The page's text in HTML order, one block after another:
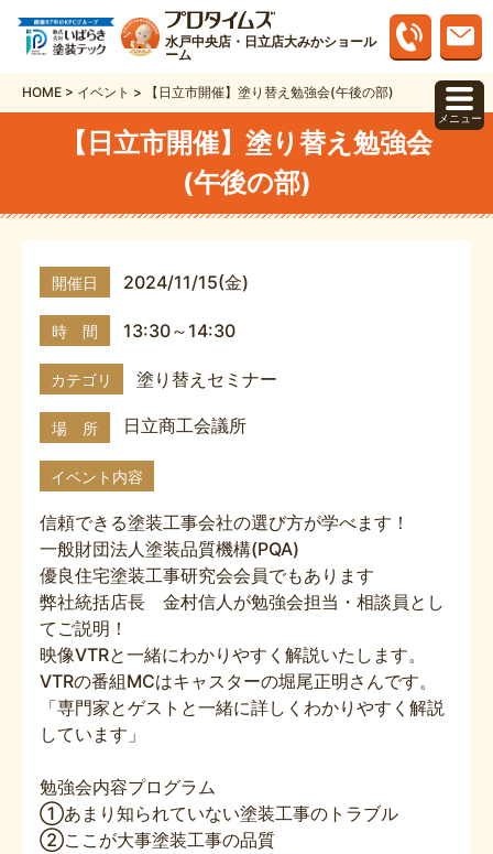
水戸中央店・日立店大みかショール
ーム
HOME > イベント > 【日立市開催】塗り替え勉強会(午後の部)
【日立市開催】塗り替え勉強会
(午後の部)
開催日 2024/11/15(金)
時 間 13:30～14:30
カテゴリ 塗り替えセミナー
場 所 日立商工会議所
イベント内容
信頼できる塗装工事会社の選び方が学べます！
一般財団法人塗装品質機構(PQA)
優良住宅塗装工事研究会会員でもあります
弊社統括店長 金村信人が勉強会担当・相談員とし
てご説明！
映像VTRと一緒にわかりやすく解説いたします。
VTRの番組MCはキャスターの堀尾正明さんです。
「専門家とゲストと一緒に詳しくわかりやすく解説
しています」
勉強会内容プログラム
①あまり知られていない塗装工事のトラブル
②ここが大事塗装工事の品質
メニュー